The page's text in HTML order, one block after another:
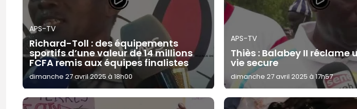
APS-TV
Richard-Toll : des équipements
sportifs d’une valeur de 14 millions
FCFA remis aux équipes finalistes
dimanche 27 avril 2025 à 18h00
APS-TV
Thiès : Balabey II réclame
vie secure
dimanche 27 avril 2025 à 17h57